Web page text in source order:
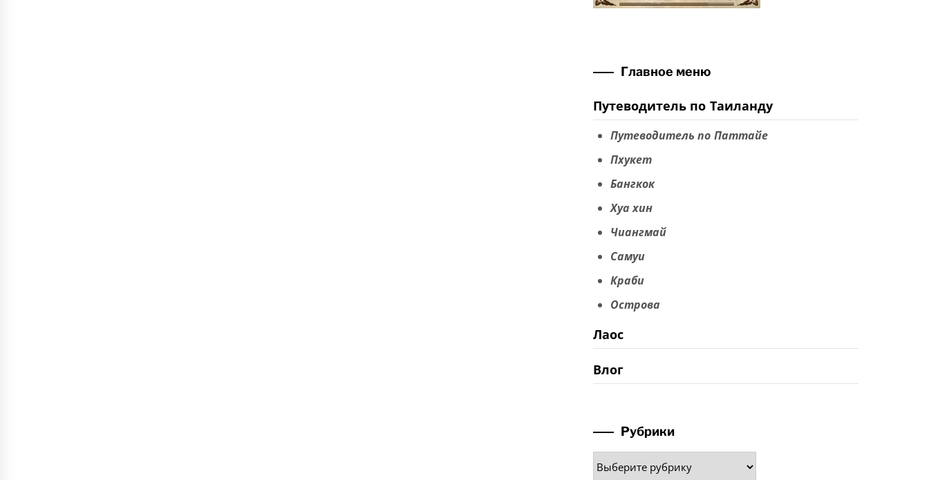
Главное меню
Путеводитель по Таиланду
Путеводитель по Паттайе
Пхукет
Бангкок
Хуа хин
Чиангмай
Самуи
Краби
Острова
Лаос
Влог
Рубрики
Рубрики